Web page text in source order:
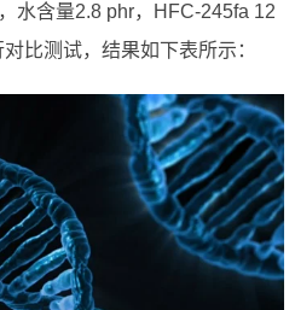
水含量2.8 phr，HFC-245fa 12
比测试，结果如下表所示：